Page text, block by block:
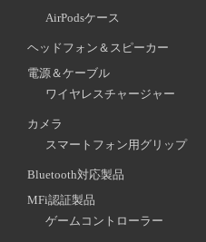
AirPodsケース
ヘッドフォン＆スピーカー
電源＆ケーブル
ワイヤレスチャージャー
カメラ
スマートフォン用グリップ
Bluetooth対応製品
MFi認証製品
ゲームコントローラー